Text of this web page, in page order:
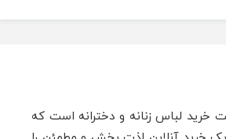
خرید لباس زنانه و دخترانه است که